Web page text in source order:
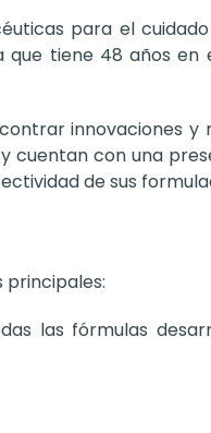
para el
tiene 48 años en
innovaciones y
cuentan con una
de sus
las fórmulas